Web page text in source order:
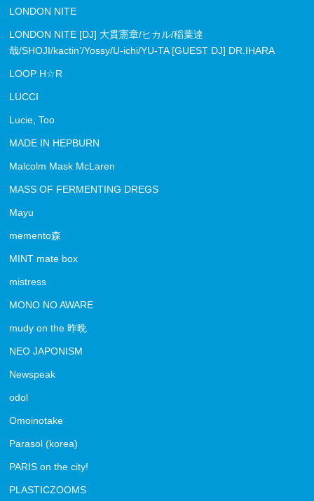
LONDON NITE
LONDON NITE [DJ] 大貫憲章/ヒカル/稲葉達
哉/SHOJI/kactin’/Yossy/U-ichi/YU-TA [GUEST DJ] DR.IHARA
LOOP H☆R
LUCCI
Lucie, Too
MADE IN HEPBURN
Malcolm Mask McLaren
MASS OF FERMENTING DREGS
Mayu
memento森
MINT mate box
mistress
MONO NO AWARE
mudy on the 昨晩
NEO JAPONISM
Newspeak
odol
Omoinotake
Parasol (korea)
PARIS on the city!
PLASTICZOOMS